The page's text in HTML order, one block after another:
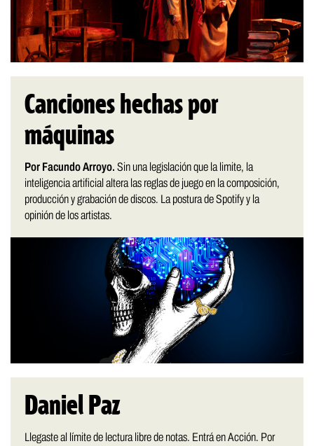
Canciones hechas por
máquinas
Por Facundo Arroyo. Sin una legislación que la limite, la
inteligencia artificial altera las reglas de juego en la composición,
producción y grabación de discos. La postura de Spotify y la
opinión de los artistas.
Daniel Paz
Llegaste al límite de lectura libre de notas. Entrá en Acción. Por